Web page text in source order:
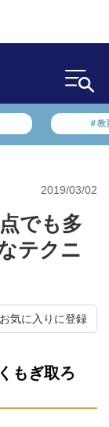
＃教
2019/03/02
でも多
テクニ
お気に入りに登録
もぎ取ろ